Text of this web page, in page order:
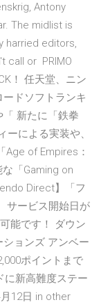
Antony
The midlist is
harried editors,
call or PRIMO
！ 任天堂、ニン
ドソフトランキ
「 新たに「鉄拳
ーによる実装や、
Age of Empires：
「Gaming on
Direct】「フ
サービス開始日が
能です！ ダウン
ションズ アンベー
ポイントまで
に新高難度ステー
月12日 in other